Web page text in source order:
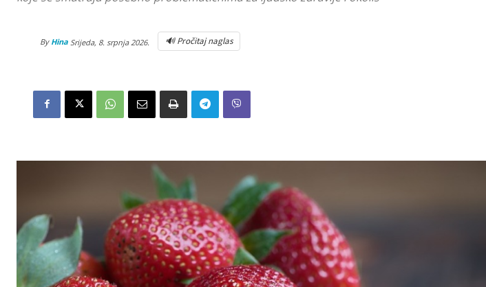
By Hina Srijeda, 8. srpnja 2026. 🔊 Pročitaj naglas